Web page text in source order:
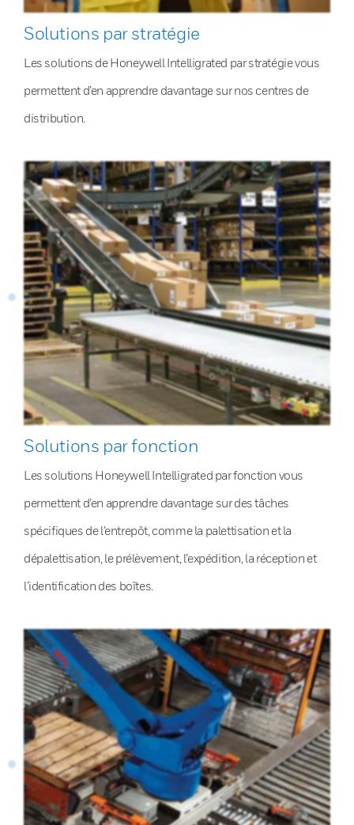
Solutions par stratégie
Les solutions de Honeywell Intelligrated par stratégie vous
permettent d’en apprendre davantage sur nos centres de
distribution.
Solutions par fonction
Les solutions Honeywell Intelligrated par fonction vous
permettent d’en apprendre davantage sur des tâches
spécifiques de l’entrepôt, comme la palettisation et la
dépalettisation, le prélèvement, l’expédition, la réception et
l’identification des boîtes.